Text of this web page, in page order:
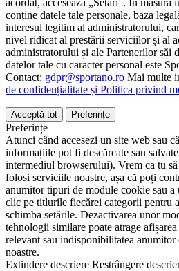
acordat, accesează „Setări”. În
conține datele tale personale, baza
interesul legitim al administratorului,
nivel ridicat al prestării serviciilor și al
administratorului și ale Partenerilor săi
datelor tale cu caracter personal este
Contact: gdpr@sportano.ro Mai multe
de confidențialitate și Politica privind
Acceptă tot Preferințe
Preferințe
Atunci când accesezi un site web sau
informațiile pot fi descărcate sau
intermediul browserului). Vrem ca tu
folosi serviciile noastre, așa că poți
anumitor tipuri de module cookie sau
clic pe titlurile fiecărei categorii pentru
schimba setările. Dezactivarea unor
tehnologii similare poate atrage
relevant sau indisponibilitatea
noastre.
Extindere descriere Restrângere